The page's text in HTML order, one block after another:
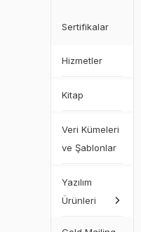
Sertifikalar
Hizmetler
Kitap
Veri Kümeleri
ve Şablonlar
Yazılım
Ürünleri